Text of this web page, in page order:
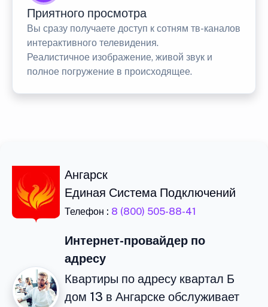
Приятного просмотра
Вы сразу получаете доступ к сотням тв-каналов
интерактивного телевидения.
Реалистичное изображение, живой звук и
полное погружение в происходящее.
Ангарск
Единая Система Подключений
Телефон : 8 (800) 505-88-41
Интернет-провайдер по
адресу
Квартиры по адресу квартал Б
дом 13 в Ангарске обслуживает